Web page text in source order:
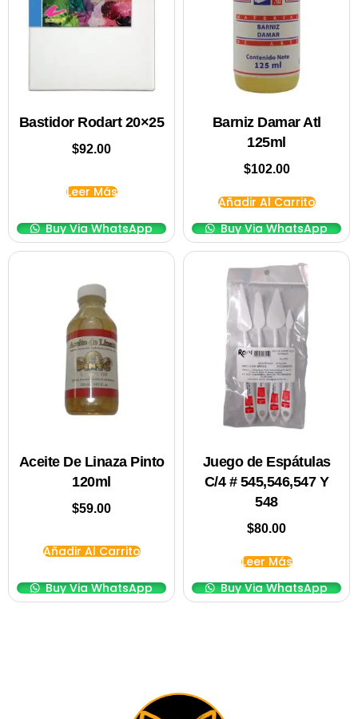
Bastidor Rodart 20×25
$92.00
Leer Más
Buy Via WhatsApp
Barniz Damar Atl
125ml
$102.00
Añadir Al Carrito
Buy Via WhatsApp
Aceite De Linaza Pinto
120ml
$59.00
Añadir Al Carrito
Buy Via WhatsApp
Juego de Espátulas
C/4 # 545,546,547 Y
548
$80.00
Leer Más
Buy Via WhatsApp